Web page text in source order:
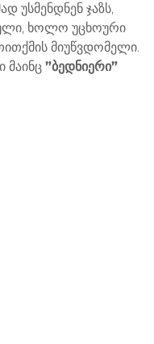
უსმენდნენ ჯაზს,
ხოლო უცხოური
მიუწვდომელი.
მაინც ”ბედნიერი”